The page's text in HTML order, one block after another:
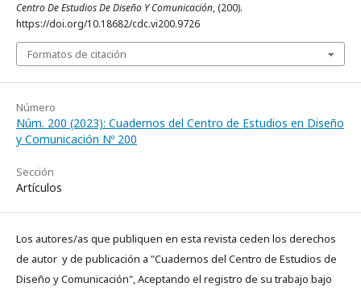
Centro De Estudios De Diseño Y Comunicación, (200).
https://doi.org/10.18682/cdc.vi200.9726
Formatos de citación
Número
Núm. 200 (2023): Cuadernos del Centro de Estudios en Diseño
y Comunicación Nº 200
Sección
Artículos
Los autores/as que publiquen en esta revista ceden los derechos
de autor y de publicación a "Cuadernos del Centro de Estudios de
Diseño y Comunicación", Aceptando el registro de su trabajo bajo